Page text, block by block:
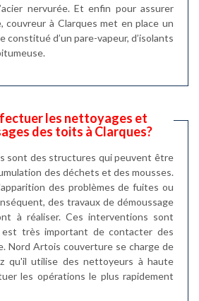
nervurée. Et enfin pour assurer
couvreur à Clarques met en place un
constitué d’un pare-vapeur, d’isolants
les nettoyages et
des toits à Clarques?
sont des structures qui peuvent être
des déchets et des mousses.
des problèmes de fuites ou
des travaux de démoussage
à réaliser. Ces interventions sont
très important de contacter des
Nord Artois couverture se charge de
qu'il utilise des nettoyeurs à haute
les opérations le plus rapidement